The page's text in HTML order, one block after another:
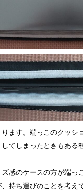
ます。端っこのクッシ
てしまったときもある
感のケースの方が端っ
持ち運びのことを考